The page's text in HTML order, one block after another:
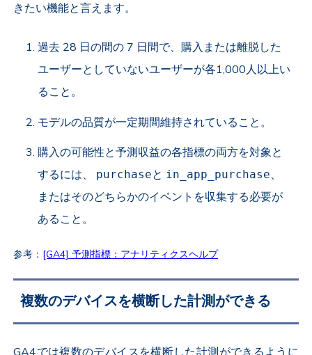
きたい機能と言えます。
過去 28 日の間の 7 日間で、購入または離脱した
ユーザーとしていないユーザーが各1,000人以上い
ること。
モデルの品質が一定期間維持されていること。
購入の可能性と予測収益の各指標の両方を対象と
するには、
purchaseと in_app_purchase、
またはそのどちらかのイベントを収集する必要が
あること。
参考： [GA4] 予測指標：アナリティクスヘルプ
複数のデバイスを横断した計測ができる